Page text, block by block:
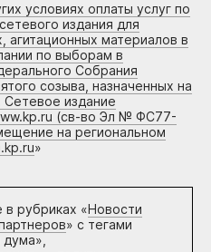
условиях оплаты услуг по
издания для
материалов в
по выборам в
Собрания
созыва, назначенных на
Сетевое издание
(св-во Эл № ФС77-
на региональном
»
рубриках «Новости
» с тегами